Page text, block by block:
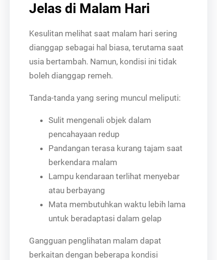
Jelas di Malam Hari
Kesulitan melihat saat malam hari sering
dianggap sebagai hal biasa, terutama saat
usia bertambah. Namun, kondisi ini tidak
boleh dianggap remeh.
Tanda-tanda yang sering muncul meliputi:
Sulit mengenali objek dalam
pencahayaan redup
Pandangan terasa kurang tajam saat
berkendara malam
Lampu kendaraan terlihat menyebar
atau berbayang
Mata membutuhkan waktu lebih lama
untuk beradaptasi dalam gelap
Gangguan penglihatan malam dapat
berkaitan dengan beberapa kondisi